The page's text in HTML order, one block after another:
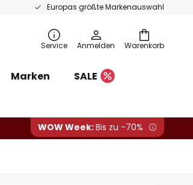
Europas größte Markenauswahl
Warenkorb
Service Anmelden
Marken
SALE
WOW Week:Bis zu -70%